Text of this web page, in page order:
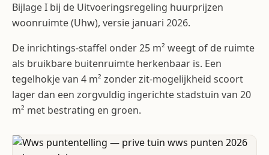
Bijlage I bij de Uitvoeringsregeling huurprijzen
woonruimte (Uhw), versie januari 2026.
De inrichtings-staffel onder 25 m² weegt of de ruimte
als bruikbare buitenruimte herkenbaar is. Een
tegelhokje van 4 m² zonder zit-mogelijkheid scoort
lager dan een zorgvuldig ingerichte stadstuin van 20
m² met bestrating en groen.